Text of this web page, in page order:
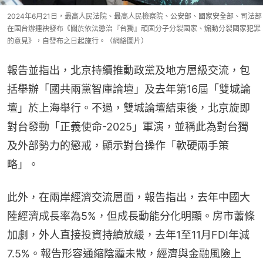
2024年6月21日，最高人民法院、最高人民檢察院、公安部、國家安全部、司法部
在國台辦連袂發布《關於依法懲治『台獨』頑固分子分裂國家、煽動分裂國家犯罪
的意見》，自發布之日起施行。（網絡圖片）
報告並指出，北京持續推動政黨及地方層級交流，包
括舉辦「國共兩黨智庫論壇」及去年第16屆「雙城論
壇」於上海舉行。不過，雙城論壇結束後，北京旋即
對台發動「正義使命-2025」軍演，並稱此為對台獨
及外部勢力的懲戒，顯示對台操作「軟硬兩手策
略」。
此外，在兩岸經濟交流層面，報告指出，去年中國大
陸經濟成長率為5%，但成長動能分化明顯。房市蕭條
加劇，外人直接投資持續放緩，去年1至11月FDI年減
7.5%。報告形容通縮陰霾未散，經濟與金融風險上